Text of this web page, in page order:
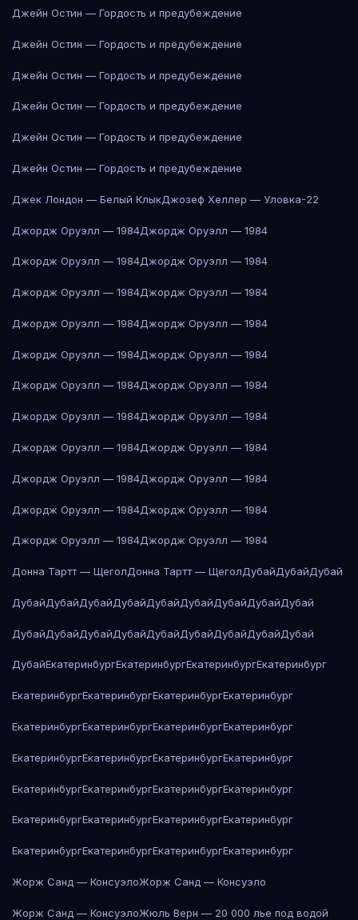
Джейн Остин — Гордость и предубеждение
Джейн Остин — Гордость и предубеждение
Джейн Остин — Гордость и предубеждение
Джейн Остин — Гордость и предубеждение
Джейн Остин — Гордость и предубеждение
Джейн Остин — Гордость и предубеждение
Джек Лондон — Белый КлыкДжозеф Хеллер — Уловка-22
Джордж Оруэлл — 1984Джордж Оруэлл — 1984
Джордж Оруэлл — 1984Джордж Оруэлл — 1984
Джордж Оруэлл — 1984Джордж Оруэлл — 1984
Джордж Оруэлл — 1984Джордж Оруэлл — 1984
Джордж Оруэлл — 1984Джордж Оруэлл — 1984
Джордж Оруэлл — 1984Джордж Оруэлл — 1984
Джордж Оруэлл — 1984Джордж Оруэлл — 1984
Джордж Оруэлл — 1984Джордж Оруэлл — 1984
Джордж Оруэлл — 1984Джордж Оруэлл — 1984
Джордж Оруэлл — 1984Джордж Оруэлл — 1984
Джордж Оруэлл — 1984Джордж Оруэлл — 1984
Донна Тартт — ЩеголДонна Тартт — ЩеголДубайДубайДубай
ДубайДубайДубайДубайДубайДубайДубайДубайДубай
ДубайДубайДубайДубайДубайДубайДубайДубайДубай
ДубайЕкатеринбургЕкатеринбургЕкатеринбургЕкатеринбург
ЕкатеринбургЕкатеринбургЕкатеринбургЕкатеринбург
ЕкатеринбургЕкатеринбургЕкатеринбургЕкатеринбург
ЕкатеринбургЕкатеринбургЕкатеринбургЕкатеринбург
ЕкатеринбургЕкатеринбургЕкатеринбургЕкатеринбург
ЕкатеринбургЕкатеринбургЕкатеринбургЕкатеринбург
ЕкатеринбургЕкатеринбургЕкатеринбургЕкатеринбург
Жорж Санд — КонсуэлоЖорж Санд — Консуэло
Жорж Санд — КонсуэлоЖюль Верн — 20 000 лье под водой